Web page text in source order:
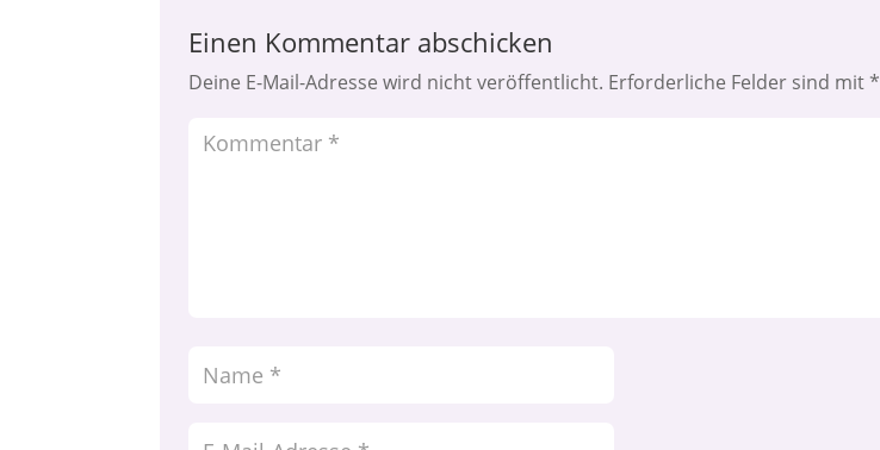
Einen Kommentar abschicken
Deine E-Mail-Adresse wird nicht veröffentlicht. Erforderliche Felder sind mit*